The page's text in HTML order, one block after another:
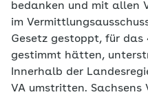
bedanken und mit allen
im
Gesetz gestoppt, für
gestimmt hätten,
Innerhalb der
VA umstritten.